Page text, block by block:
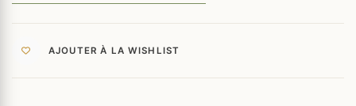
AJOUTER À LA WISHLIST